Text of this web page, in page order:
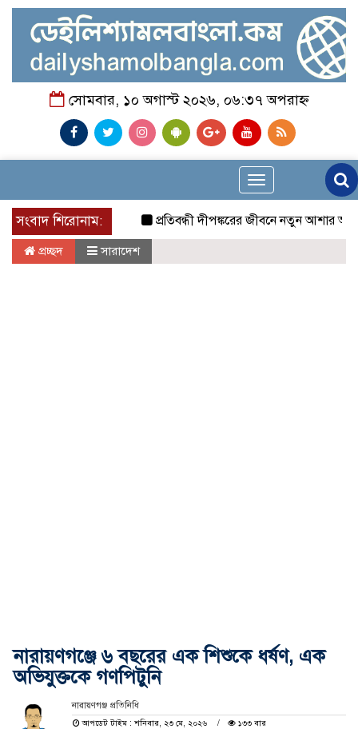
সোমবার, ১০ অগাস্ট ২০২৬, ০৬:৩৭ অপরাহ্ন
Toggle
navigation
সংবাদ শিরোনাম:
প্রতিবন্ধী দীপঙ্করের জীবনে নতুন আশার আলো,
প্রচ্ছদ সারাদেশ
নারায়ণগঞ্জে ৬ বছরের এক শিশুকে ধর্ষণ, এক
অভিযুক্তকে গণপিটুনি
নারায়ণগঞ্জ প্রতিনিধি
আপডেট টাইম : শনিবার, ২৩ মে, ২০২৬
১৩৩ বার